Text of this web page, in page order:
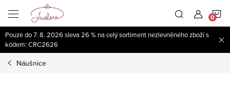
obsah
Pouze do 7. 8. 2026 sleva 26 % na celý sortiment nezlevněného zboží s
kódem: CRC2626
Náušnice